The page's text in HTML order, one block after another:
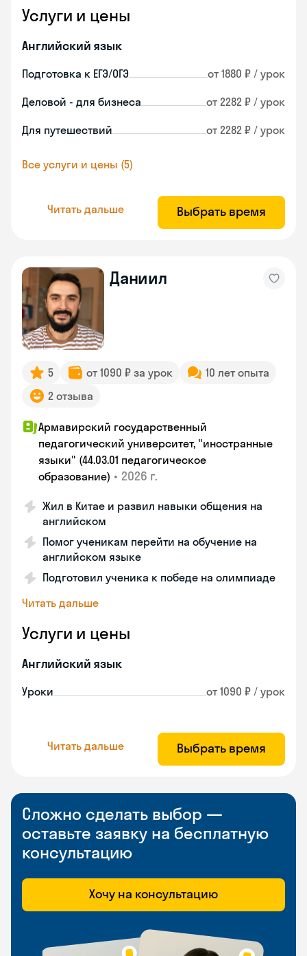
Услуги и цены
Английский язык
Подготовка к ЕГЭ/ОГЭ от 1880 ₽ / урок
Деловой - для бизнеса от 2282 ₽ / урок
Для путешествий от 2282 ₽ / урок
Все услуги и цены (5)
Читать дальше Выбрать время
Даниил
5 от 1090 ₽ за урок
10 лет опыта
2 отзыва
Армавирский государственный
педагогический университет, "иностранные
языки" (44.03.01 педагогическое
образование) • 2026 г.
Жил в Китае и развил навыки общения на
английском
Помог ученикам перейти на обучение на
английском языке
Подготовил ученика к победе на олимпиаде
Читать дальше
Услуги и цены
Английский язык
Уроки от 1090 ₽ / урок
Читать дальше Выбрать время
Сложно сделать выбор —
оставьте заявку на бесплатную
консультацию
Хочу на консультацию